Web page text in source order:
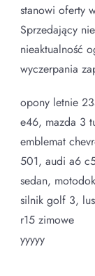
stanowi oferty
Sprzedający
nieaktualność
wyczerpania
opony letnie
e46, mazda 3
emblemat
501, audi a6
sedan,
silnik golf 3,
r15 zimowe
yyyyy